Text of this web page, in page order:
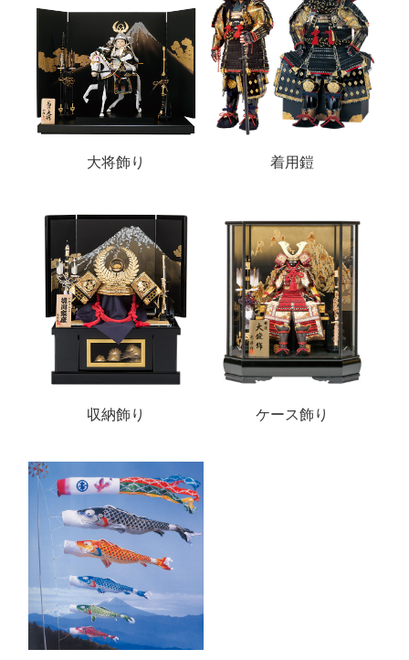
大将飾り 着用鎧
収納飾り ケース飾り